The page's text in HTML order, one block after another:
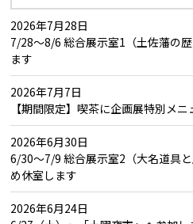
2026年7月28日
7/28～8/6 総合展示室1（土佐藩の
ます
2026年7月7日
【期間限定】喫茶に企画展特別メニ
2026年6月30日
6/30～7/9 総合展示室2（大名道具
め休室します
2026年6月24日